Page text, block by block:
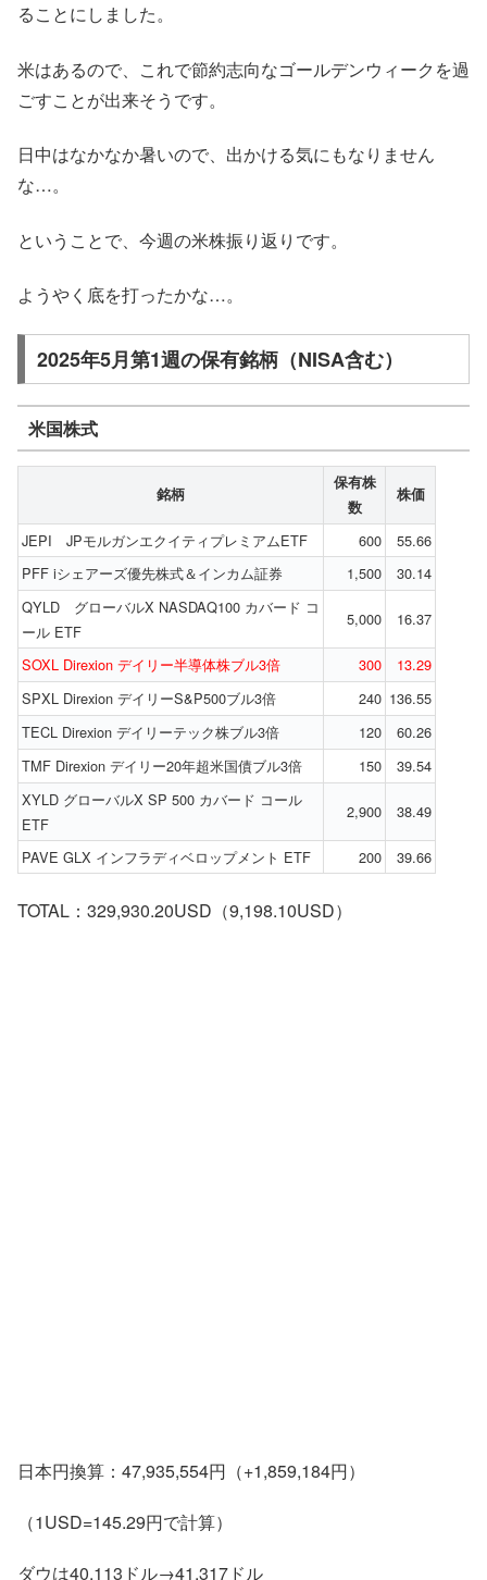
ることにしました。
米はあるので、これで節約志向なゴールデンウィークを過
ごすことが出来そうです。
日中はなかなか暑いので、出かける気にもなりません
な…。
ということで、今週の米株振り返りです。
ようやく底を打ったかな…。
2025年5月第1週の保有銘柄（NISA含む）
米国株式
銘柄
保有株
数
株価
JEPI JPモルガンエクイティプレミアムETF 600
55.66
PFF iシェアーズ優先株式＆インカム証券
1,500
30.14
QYLD グローバルX NASDAQ100 カバード コ
ール ETF
5,000 16.37
SOXL Direxion デイリー半導体株ブル3倍 300
13.29
SPXL Direxion デイリーS&P500ブル3倍
240 136.55
TECL Direxion デイリーテック株ブル3倍
120
60.26
TMF Direxion デイリー20年超米国債ブル3倍
150
39.54
XYLD グローバルX SP 500 カバード コール
ETF
2,900 38.49
PAVE GLX インフラディベロップメント ETF 200 39.66
TOTAL：329,930.20USD（9,198.10USD）
日本円換算：47,935,554円（+1,859,184円）
（1USD=145.29円で計算）
ダウは40,113ドル→41,317ドル